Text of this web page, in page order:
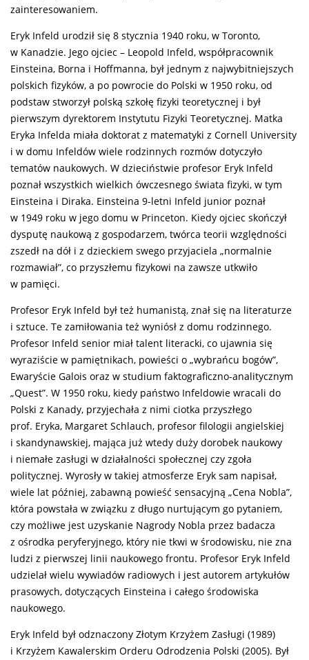
zainteresowaniem.
Eryk Infeld urodził się 8 stycznia 1940 roku, w Toronto,
w Kanadzie. Jego ojciec – Leopold Infeld, współpracownik
Einsteina, Borna i Hoffmanna, był jednym z najwybitniejszych
polskich fizyków, a po powrocie do Polski w 1950 roku, od
podstaw stworzył polską szkołę fizyki teoretycznej i był
pierwszym dyrektorem Instytutu Fizyki Teoretycznej. Matka
Eryka Infelda miała doktorat z matematyki z Cornell University
i w domu Infeldów wiele rodzinnych rozmów dotyczyło
tematów naukowych. W dzieciństwie profesor Eryk Infeld
poznał wszystkich wielkich ówczesnego świata fizyki, w tym
Einsteina i Diraka. Einsteina 9-letni Infeld junior poznał
w 1949 roku w jego domu w Princeton. Kiedy ojciec skończył
dysputę naukową z gospodarzem, twórca teorii względności
zszedł na dół i z dzieckiem swego przyjaciela „normalnie
rozmawiał”, co przyszłemu fizykowi na zawsze utkwiło
w pamięci.
Profesor Eryk Infeld był też humanistą, znał się na literaturze
i sztuce. Te zamiłowania też wyniósł z domu rodzinnego.
Profesor Infeld senior miał talent literacki, co ujawnia się
wyraziście w pamiętnikach, powieści o „wybrańcu bogów”,
Ewaryście Galois oraz w studium faktograficzno-analitycznym
„Quest”. W 1950 roku, kiedy państwo Infeldowie wracali do
Polski z Kanady, przyjechała z nimi ciotka przyszłego
prof. Eryka, Margaret Schlauch, profesor filologii angielskiej
i skandynawskiej, mająca już wtedy duży dorobek naukowy
i niemałe zasługi w działalności społecznej czy zgoła
politycznej. Wyrosły w takiej atmosferze Eryk sam napisał,
wiele lat później, zabawną powieść sensacyjną „Cena Nobla”,
która powstała w związku z długo nurtującym go pytaniem,
czy możliwe jest uzyskanie Nagrody Nobla przez badacza
z ośrodka peryferyjnego, który nie tkwi w środowisku, nie zna
ludzi z pierwszej linii naukowego frontu. Profesor Eryk Infeld
udzielał wielu wywiadów radiowych i jest autorem artykułów
prasowych, dotyczących Einsteina i całego środowiska
naukowego.
Eryk Infeld był odznaczony Złotym Krzyżem Zasługi (1989)
i Krzyżem Kawalerskim Orderu Odrodzenia Polski (2005). Był